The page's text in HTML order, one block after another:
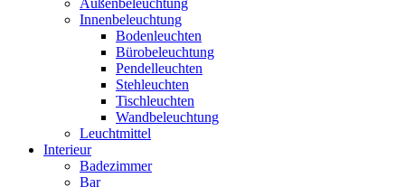
Innenbeleuchtung
Bodenleuchten
Bürobeleuchtung
Pendelleuchten
Stehleuchten
Tischleuchten
Wandbeleuchtung
Leuchtmittel
Interieur
Badezimmer
Bar